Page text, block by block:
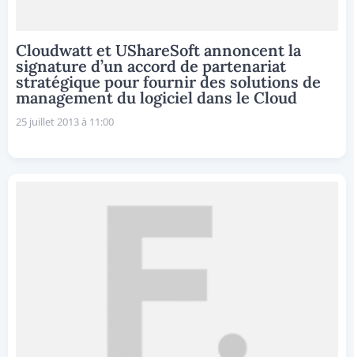
Cloudwatt et UShareSoft annoncent la
signature d’un accord de partenariat
stratégique pour fournir des solutions de
management du logiciel dans le Cloud
25 juillet 2013 à 11:00